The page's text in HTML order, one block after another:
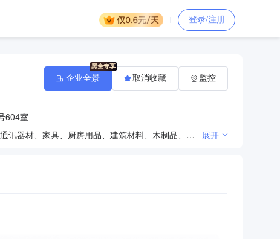
登录/注册
604室
家居用品、五金交电、家用电器、金属材料、水暖器材、卫生洁具、汽车配件、机电设备、酒店用品、通讯器材、家具、厨房用品、建筑材料、木制品、日用百货、办公用品、化工产品（不含危险化学品）、灯具、珠宝首饰、服装工艺美术品、化妆品、针纺织品、初级农产品、装饰材料销售；企业管理服务；室内外装饰、设计、施工；道路货物运输（须取得许可或批准后方可经营）；文化艺术交流（不含演出）。（依法须经批准的项目，经相关部门批准后方可开展经营活动） 展开
企业全景 取消收藏 监控